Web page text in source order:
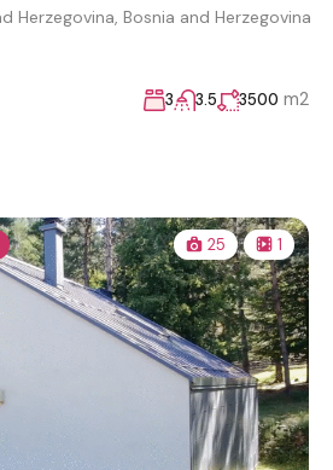
Herzegovina, Bosnia and Herzegovina
3 3.5 3500 m2
25 1